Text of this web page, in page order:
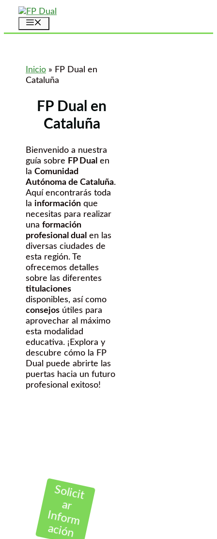
Saltar
contenido
Inicio » FP Dual en
Cataluña
FP Dual en
Cataluña
Bienvenido a nuestra
guía sobre FP Dual en
la Comunidad
Autónoma de Cataluña.
Aquí encontrarás toda
la información que
necesitas para realizar
una formación
profesional dual en las
diversas ciudades de
esta región. Te
ofrecemos detalles
sobre las diferentes
titulaciones
disponibles, así como
consejos útiles para
aprovechar al máximo
esta modalidad
educativa. ¡Explora y
descubre cómo la FP
Dual puede abrirte las
puertas hacia un futuro
profesional exitoso!
Solicit
ar
Inform
ación